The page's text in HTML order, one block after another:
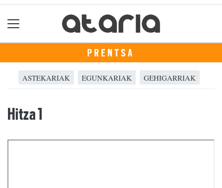
PRENTSA
ASTEKARIAK EGUNKARIAK GEHIGARRIAK
Hitza 1